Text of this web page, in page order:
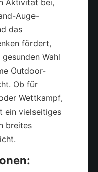
Aktivität bei,
Auge-
das
fördert,
Wahl
Outdoor-
Ob für
Wettkampf,
ein vielseitiges
breites